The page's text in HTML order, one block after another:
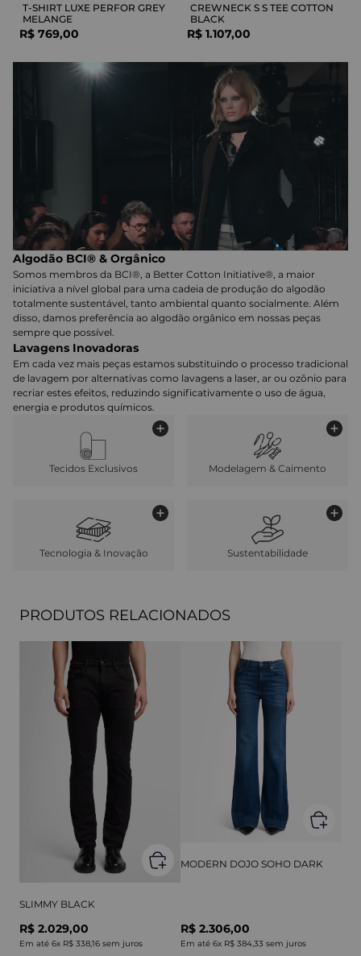
T-SHIRT LUXE PERFOR GREY
MELANGE
R$ 769,00
CREWNECK S S TEE COTTON
BLACK
R$ 1.107,00
Algodão BCI® & Orgânico
Somos membros da BCI®, a Better Cotton Initiative®, a maior
iniciativa a nível global para uma cadeia de produção do algodão
totalmente sustentável, tanto ambiental quanto socialmente. Além
disso, damos preferência ao algodão orgânico em nossas peças
sempre que possível.
Lavagens Inovadoras
Em cada vez mais peças estamos substituindo o processo tradicional
de lavagem por alternativas como lavagens a laser, ar ou ozônio para
recriar estes efeitos, reduzindo significativamente o uso de água,
energia e produtos químicos.
Tecidos Exclusivos Modelagem & Caimento
Tecnologia & Inovação Sustentabilidade
PRODUTOS RELACIONADOS
SLIMMY BLACK
R$ 2.029,00
Em até 6x R$ 338,16 sem juros
MODERN DOJO SOHO DARK
R$ 2.306,00
Em até 6x R$ 384,33 sem juros